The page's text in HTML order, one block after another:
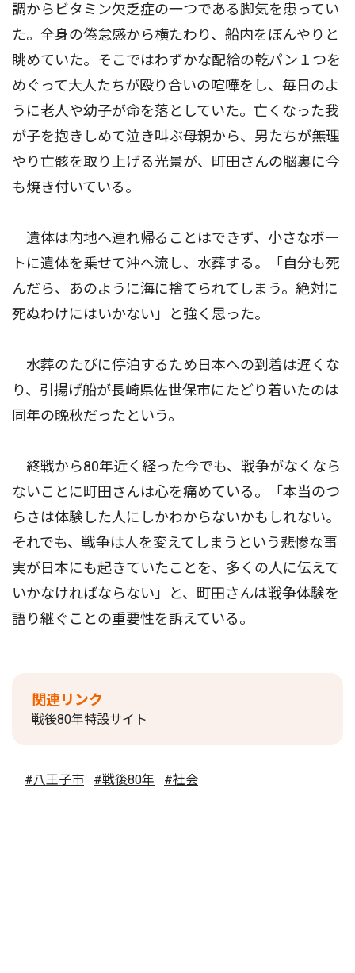
調からビタミン欠乏症の一つである脚気を患ってい
た。全身の倦怠感から横たわり、船内をぼんやりと
眺めていた。そこではわずかな配給の乾パン１つを
めぐって大人たちが殴り合いの喧嘩をし、毎日のよ
うに老人や幼子が命を落としていた。亡くなった我
が子を抱きしめて泣き叫ぶ母親から、男たちが無理
やり亡骸を取り上げる光景が、町田さんの脳裏に今
も焼き付いている。
遺体は内地へ連れ帰ることはできず、小さなボー
トに遺体を乗せて沖へ流し、水葬する。「自分も死
んだら、あのように海に捨てられてしまう。絶対に
死ぬわけにはいかない」と強く思った。
水葬のたびに停泊するため日本への到着は遅くな
り、引揚げ船が長崎県佐世保市にたどり着いたのは
同年の晩秋だったという。
終戦から80年近く経った今でも、戦争がなくなら
ないことに町田さんは心を痛めている。「本当のつ
らさは体験した人にしかわからないかもしれない。
それでも、戦争は人を変えてしまうという悲惨な事
実が日本にも起きていたことを、多くの人に伝えて
いかなければならない」と、町田さんは戦争体験を
語り継ぐことの重要性を訴えている。
関連リンク
戦後80年特設サイト
#八王子市 #戦後80年 #社会